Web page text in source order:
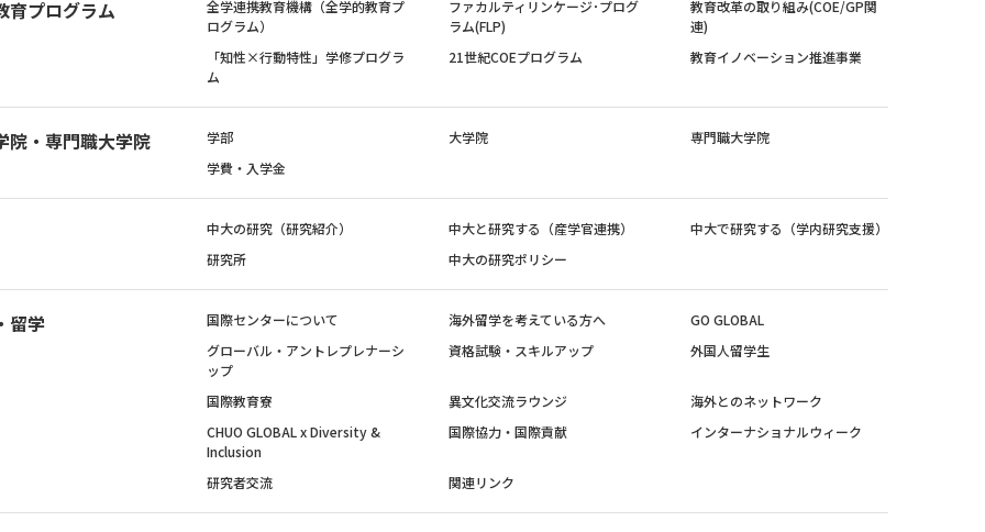
育プログラム
全学連携教育機構（全学的教育プ
ログラム）
ファカルティリンケージ･プログ
ラム(FLP)
教育改革の取り組み(COE/GP関
連)
「知性×行動特性」学修プログラ
ム
21世紀COEプログラム 教育イノベーション推進事業
院・専門職大学院 学部 大学院
専門職大学院
学費・入学金
中大の研究（研究紹介） 中大と研究する（産学官連携）
中大で研究する（学内研究支援）
研究所
中大の研究ポリシー
留学 国際センターについて 海外留学を考えている方へ
GO GLOBAL
グローバル・アントレプレナーシ
ップ
資格試験・スキルアップ 外国人留学生
国際教育寮 異文化交流ラウンジ
海外とのネットワーク
CHUO GLOBAL x Diversity &
Inclusion
国際協力・国際貢献 インターナショナルウィーク
研究者交流 関連リンク